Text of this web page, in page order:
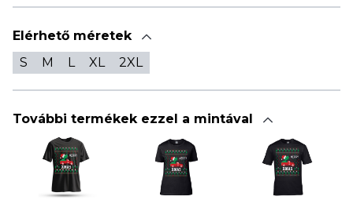
Elérhető méretek
S
M L XL 2XL
További termékek ezzel a mintával